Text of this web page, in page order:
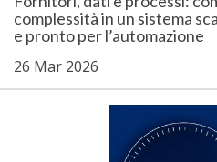
Startup
complessità in un sistema
e pronto per l’automazione
26 Mar 2026